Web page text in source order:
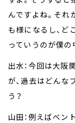
んですよね。それ
も様になるし、ど
っていうのが僕の
出水：今回は大阪
が、過去はどんな
う？
山田：例えばベン